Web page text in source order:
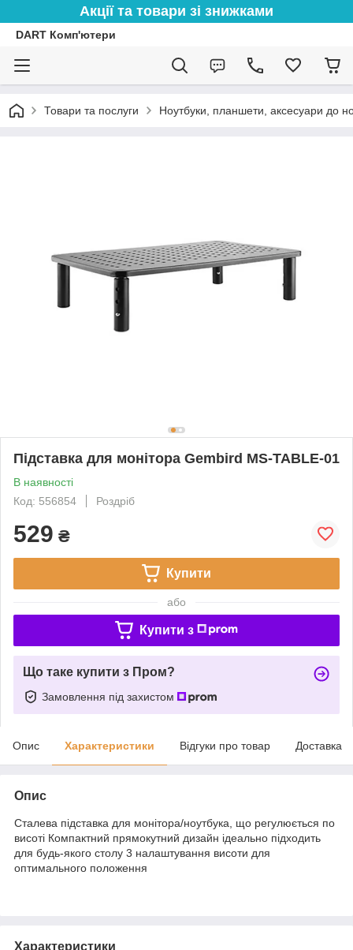
Акції та товари зі знижками
DART Комп'ютери
Товари та послуги Ноутбуки, планшети, аксесуари до
Підставка для монітора Gembird MS-TABLE-01
В наявності
Код: 556854
Роздріб
529 ₴
Купити
або
Купити з
Що таке купити з Пром?
Замовлення під захистом
Опис Характеристики Відгуки про товар Доставка
Опис
Сталева підставка для монітора/ноутбука, що регулюється по
висоті Компактний прямокутний дизайн ідеально підходить
для будь-якого столу 3 налаштування висоти для
оптимального положення
Характеристики